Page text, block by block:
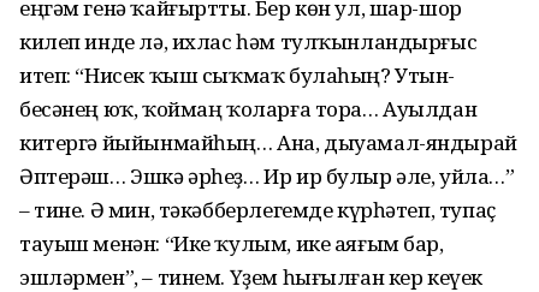
еңгәм генә ҡайғыртты. Бер көн ул, шар-шор
килеп инде лә, ихлас һәм тулҡынландырғыс
итеп: “Нисек ҡыш сыҡмаҡ булаһың? Утын-
бесәнең юҡ, ҡоймаң ҡоларға тора… Ауылдан
китергә йыйынмайһың… Ана, дыуамал-яндырай
Әптерәш… Эшкә әрһеҙ… Ир ир булыр әле, уйла…”
– тине. Ә мин, тәкәбберлегемде күрһәтеп, тупаҫ
тауыш менән: “Ике ҡулым, ике аяғым бар,
эшләрмен”, – тинем. Үҙем һығылған кер кеүек